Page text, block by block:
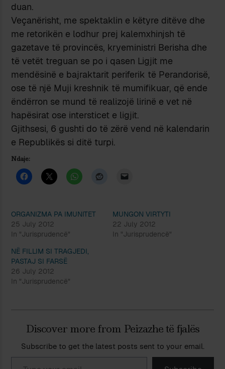
duan.
Veçanërisht, me spektaklin e këtyre ditëve dhe
me retorikën e lodhur prej kalemxhinjsh të
gazetave të provincës, kryeministri Berisha dhe
të vetët treguan se po i qasen Ligjit me
mendësinë e bajraktarit periferik të Perandorisë,
ose të një Muji kreshnik të mumifikuar, që ende
ëndërron se mund të realizojë lirinë e vet në
hapësirat ose intersticet e ligjit.
Gjithsesi, 6 gushti do të zërë vend në kalendarin
e Republikës si ditë turpi.
Ndaje:
ORGANIZMA PA IMUNITET
25 July 2012
In "Jurisprudencë"
MUNGON VIRTYTI
22 July 2012
In "Jurisprudencë"
NË FILLIM SI TRAGJEDI,
PASTAJ SI FARSË
26 July 2012
In "Jurisprudencë"
Discover more from Peizazhe të fjalës
Subscribe to get the latest posts sent to your email.
Type your email…